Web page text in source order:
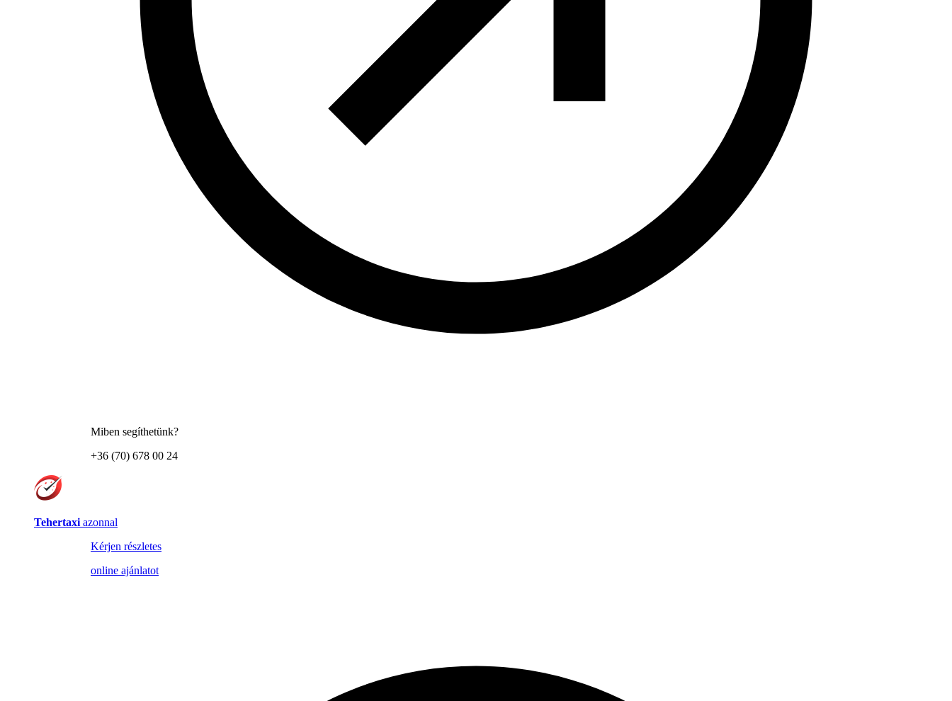
Miben segíthetünk?
+36 (70) 678 00 24
Tehertaxi azonnal
Kérjen részletes
online ajánlatot